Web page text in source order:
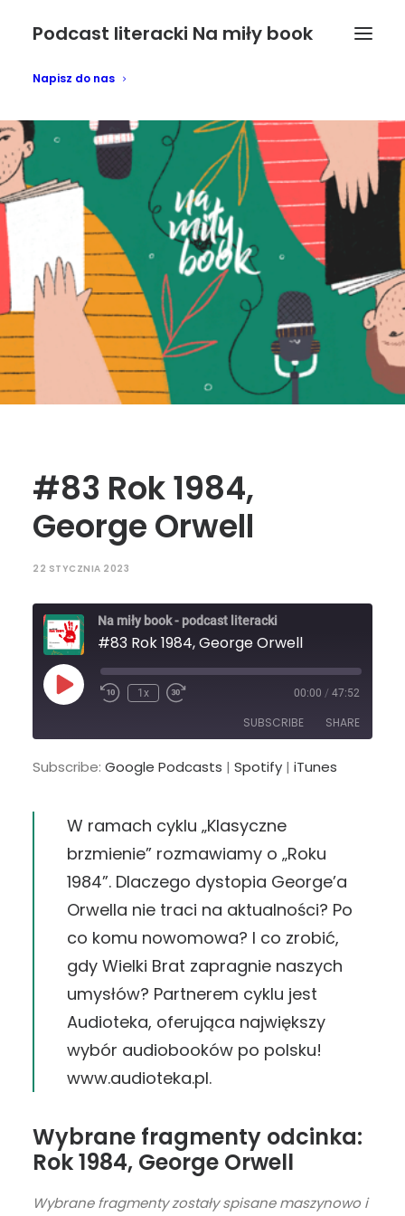
Podcast literacki Na miły book
Napisz do nas
#83 Rok 1984,
George Orwell
22 STYCZNIA 2023
Na miły book - podcast literacki
#83 Rok 1984, George Orwell
Play
Episode
1x 00:00 / 47:52
SUBSCRIBE SHARE
Google Podcasts Spotify
SHARE
LINK
Subscribe: Google Podcasts | Spotify | iTunes
W ramach cyklu „Klasyczne
brzmienie” rozmawiamy o „Roku
1984”. Dlaczego dystopia George’a
Orwella nie traci na aktualności? Po
co komu nowomowa? I co zrobić,
gdy Wielki Brat zapragnie naszych
umysłów? Partnerem cyklu jest
Audioteka, oferująca największy
wybór audiobooków po polsku!
www.audioteka.pl.
Wybrane fragmenty odcinka:
Rok 1984, George Orwell
Wybrane fragmenty zostały spisane maszynowo i